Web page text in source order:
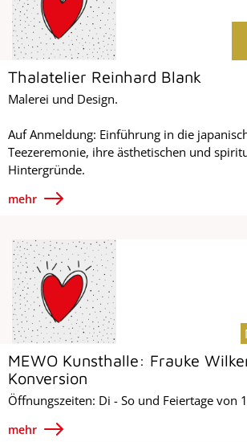
Thalatelier Reinhard Blank
Malerei und Design.
Auf Anmeldung: Einführung in die
Teezeremonie, ihre ästhetischen und
Hintergründe.
mehr
MEWO Kunsthalle: Frauke
Konversion
Öffnungszeiten: Di - So und Feiertage von
mehr